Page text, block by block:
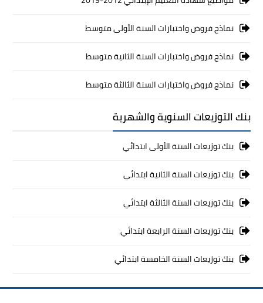
نماذج فروض واختبارات السنة الأولى متوسط
نماذج فروض واختبارات السنة الثانية متوسط
نماذج فروض واختبارات السنة الثالثة متوسط
بنك التوزيعات السنوية والشهرية
بنك توزيعات السنة الأولى ابتدائي
بنك توزيعات السنة الثانية ابتدائي
بنك توزيعات السنة الثالثة ابتدائي
بنك توزيعات السنة الرابعة ابتدائي
بنك توزيعات السنة الخامسة ابتدائي